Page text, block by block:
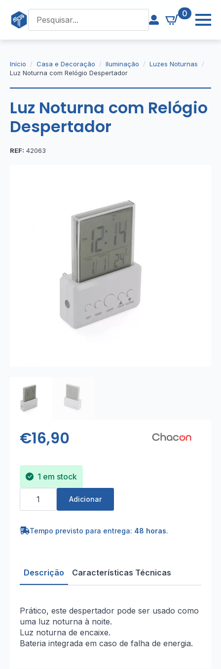
0
Início Casa e Decoração Iluminação
Luzes Noturnas
Luz Noturna com Relógio Despertador
Luz Noturna com Relógio
Despertador
REF: 42063
€16,90
1 em stock
Quantidade
Luz
Relógio
Adicionar
Tempo previsto para entrega: 48 horas.
Descrição Características Técnicas
Prático, este despertador pode ser usado como
uma luz noturna à noite.
Luz noturna de encaixe.
Bateria integrada em caso de falha de energia.